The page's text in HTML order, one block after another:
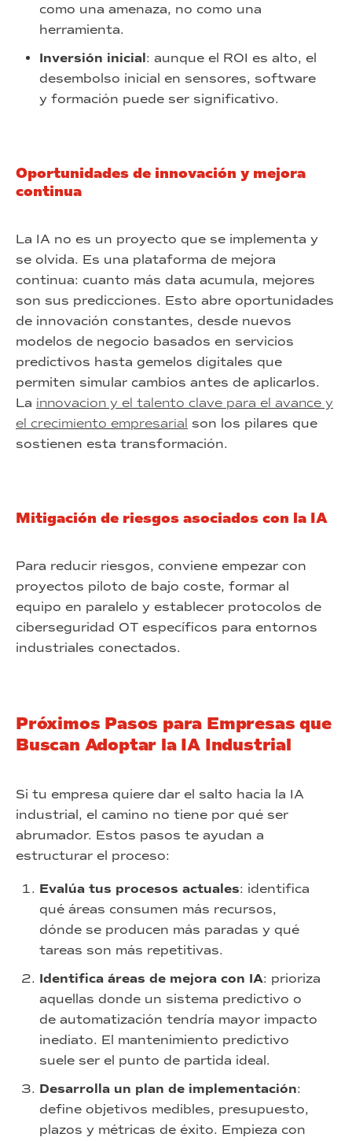
como una amenaza, no como una
herramienta.
Inversión inicial: aunque el ROI es alto, el
desembolso inicial en sensores, software
y formación puede ser significativo.
Oportunidades de innovación y mejora
continua
La IA no es un proyecto que se implementa y
se olvida. Es una plataforma de mejora
continua: cuanto más data acumula, mejores
son sus predicciones. Esto abre oportunidades
de innovación constantes, desde nuevos
modelos de negocio basados en servicios
predictivos hasta gemelos digitales que
permiten simular cambios antes de aplicarlos.
La innovacion y el talento clave para el avance y
el crecimiento empresarial son los pilares que
sostienen esta transformación.
Mitigación de riesgos asociados con la IA
Para reducir riesgos, conviene empezar con
proyectos piloto de bajo coste, formar al
equipo en paralelo y establecer protocolos de
ciberseguridad OT específicos para entornos
industriales conectados.
Próximos Pasos para Empresas que
Buscan Adoptar la IA Industrial
Si tu empresa quiere dar el salto hacia la IA
industrial, el camino no tiene por qué ser
abrumador. Estos pasos te ayudan a
estructurar el proceso:
Evalúa tus procesos actuales: identifica
qué áreas consumen más recursos,
dónde se producen más paradas y qué
tareas son más repetitivas.
Identifica áreas de mejora con IA: prioriza
aquellas donde un sistema predictivo o
de automatización tendría mayor impacto
inediato. El mantenimiento predictivo
suele ser el punto de partida ideal.
Desarrolla un plan de implementación:
define objetivos medibles, presupuesto,
plazos y métricas de éxito. Empieza con